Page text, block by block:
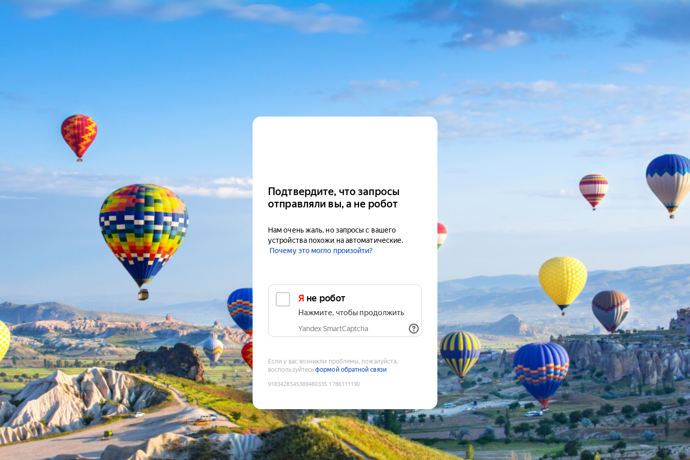
Подтвердите, что запросы
отправляли вы, а не робот
Нам очень жаль, но запросы с вашего
устройства похожи на автоматические.
Почему это могло произойти?
Я не робот
Нажмите, чтобы продолжить
Yandex SmartCaptcha
Если у вас возникли проблемы, пожалуйста,
воспользуйтесьформой обратной связи
9183428545389480335:1786111190